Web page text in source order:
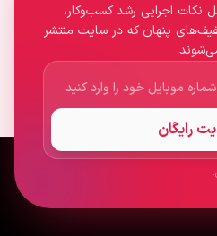
اجرایی رشد کسب‌وکار،
پنهان که در سایت منتشر
رایگان